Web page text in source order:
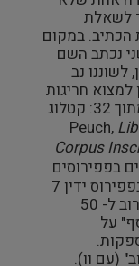
לשאלת
הכתיב. במקום
נכתב השם
נב
למצוא חריגות
בודדות מעניין זה: שתי גלוסקמאות (מתוך 32: קטלוג
Corpus
בפפירוסים
מורבעת מס' 28 ו- 31; שלוש פעמים בפפירוס ידין 7
ופעם אחת בפפירוס ידין 44 לעומת קרוב ל- 50
על
(עם וו).